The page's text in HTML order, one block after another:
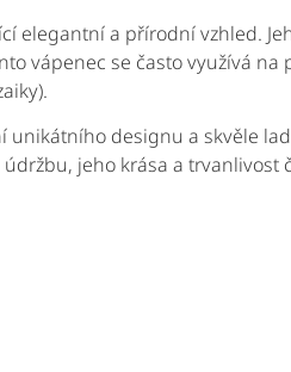
elegantní a přírodní vzhled.
vápenec se často využívá na
designu a skvěle
jeho krása a trvanlivost